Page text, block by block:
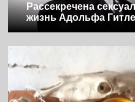
Рассекречена
жизнь Адольфа